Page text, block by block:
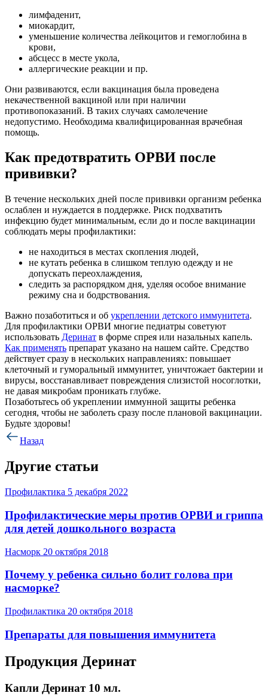
лимфаденит,
миокардит,
уменьшение количества лейкоцитов и гемоглобина в
крови,
абсцесс в месте укола,
аллергические реакции и пр.
Они развиваются, если вакцинация была проведена
некачественной вакциной или при наличии
противопоказаний. В таких случаях самолечение
недопустимо. Необходима квалифицированная врачебная
помощь.
Как предотвратить ОРВИ после
прививки?
В течение нескольких дней после прививки организм ребенка
ослаблен и нуждается в поддержке. Риск подхватить
инфекцию будет минимальным, если до и после вакцинации
соблюдать меры профилактики:
не находиться в местах скопления людей,
не кутать ребенка в слишком теплую одежду и не
допускать переохлаждения,
следить за распорядком дня, уделяя особое внимание
режиму сна и бодрствования.
Важно позаботиться и об укреплении детского иммунитета.
Для профилактики ОРВИ многие педиатры советуют
использовать Деринат в форме спрея или назальных капель.
Как применять препарат указано на нашем сайте. Средство
действует сразу в нескольких направлениях: повышает
клеточный и гуморальный иммунитет, уничтожает бактерии и
вирусы, восстанавливает повреждения слизистой носоглотки,
не давая микробам проникать глубже.
Позаботьтесь об укреплении иммунной защиты ребенка
сегодня, чтобы не заболеть сразу после плановой вакцинации.
Будьте здоровы!
Назад
Другие статьи
Профилактика 5 декабря 2022
Профилактические меры против ОРВИ и гриппа
для детей дошкольного возраста
Насморк 20 октября 2018
Почему у ребенка сильно болит голова при
насморке?
Профилактика 20 октября 2018
Препараты для повышения иммунитета
Продукция Деринат
Капли Деринат 10 мл.